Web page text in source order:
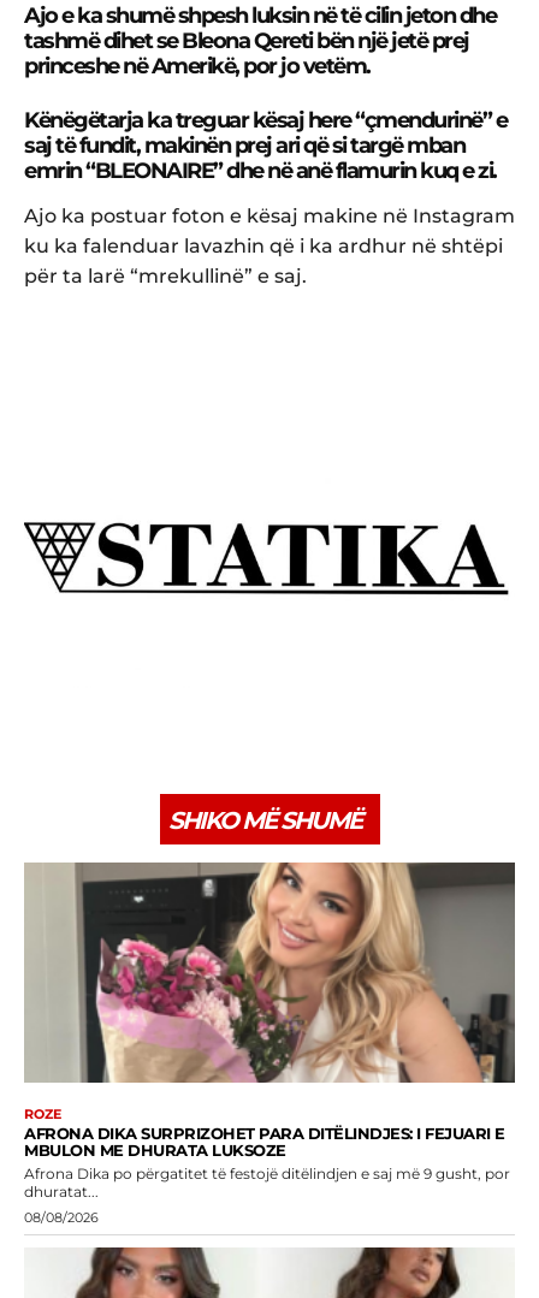
​Ajo e ka shumë shpesh luksin në të cilin jeton dhe
tashmë dihet se Bleona Qereti bën një jetë prej
princeshe në Amerikë, por jo vetëm.
Kënëgëtarja ka treguar kësaj here “çmendurinë” e
saj të fundit, makinën prej ari që si targë mban
emrin “BLEONAIRE” dhe në anë flamurin kuq e zi.
Ajo ka postuar foton e kësaj makine në Instagram
ku ka falenduar lavazhin që i ka ardhur në shtëpi
për ta larë “mrekullinë” e saj.
SHIKO MË SHUMË
ROZE
AFRONA DIKA SURPRIZOHET PARA DITËLINDJES: I FEJUARI E
MBULON ME DHURATA LUKSOZE
Afrona Dika po përgatitet të festojë ditëlindjen e saj më 9 gusht, por
dhuratat...
08/08/2026